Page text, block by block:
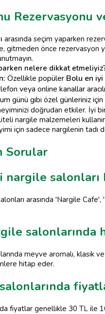
Rezervasyonu
arasında seçim yaparken
gitmeden önce rezervasyon
nelere dikkat
Özellikle popüler Bolu en
veya online kanallar
günü gibi özel günleriniz
doğrudan etkiler. İyi
nargile malzemeleri
için sadece nargilenin tadı
Sorular
nargile
arasında 'Nargile
meyve aromalı, klasik ve
hitap eder.
fiyatlar genellikle 30 TL ile